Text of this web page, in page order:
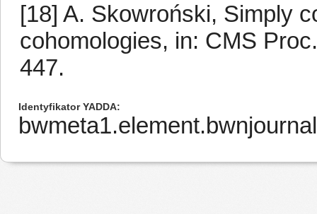
[18] A. Skowroński, Simply
cohomologies, in: CMS
447.
Identyfikator YADDA